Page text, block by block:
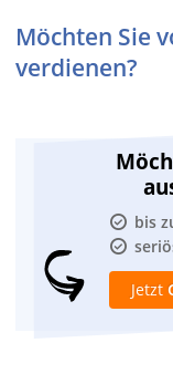
Möchten Sie
verdienen?
bis
Jetzt